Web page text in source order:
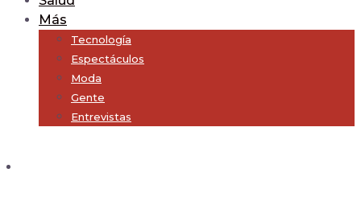
Más
Tecnología
Espectáculos
Moda
Gente
Entrevistas